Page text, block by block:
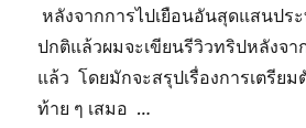
หลังจากการไปเยือนอันสุดแสนปร
ปกติแล้วผมจะเขียนรีวิวทริปหลังจ
แล้ว โดยมักจะสรุปเรื่องการเตรียม
ท้าย ๆ เสมอ …